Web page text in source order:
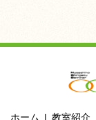
ホーム 教室紹介